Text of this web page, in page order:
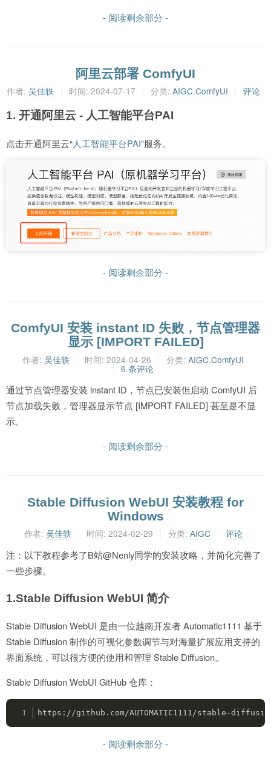
- 阅读剩余部分 -
阿里云部署 ComfyUI
作者: 吴佳轶 时间: 2024-07-17 分类: AIGC,ComfyUI 评论
1. 开通阿里云 - 人工智能平台PAI
点击开通阿里云“人工智能平台PAI”服务。
- 阅读剩余部分 -
ComfyUI 安装 instant ID 失败，节点管理器
显示 [IMPORT FAILED]
作者: 吴佳轶 时间: 2024-04-26 分类: AIGC,ComfyUI
6 条评论
通过节点管理器安装 instant ID，节点已安装但启动 ComfyUI 后
节点加载失败，管理器显示节点 [IMPORT FAILED] 甚至是不显
示。
- 阅读剩余部分 -
Stable Diffusion WebUI 安装教程 for
Windows
作者: 吴佳轶 时间: 2024-02-29 分类: AIGC 评论
注：以下教程参考了B站@Nenly同学的安装攻略，并简化完善了
一些步骤。
1.Stable Diffusion WebUI 简介
Stable Diffusion WebUI 是由一位越南开发者 Automatic1111 基于
Stable Diffusion 制作的可视化参数调节与对海量扩展应用支持的
界面系统，可以很方便的使用和管理 Stable Diffusion。
Stable Diffusion WebUI GitHub 仓库：
https://github.com/AUTOMATIC1111/stable-
- 阅读剩余部分 -